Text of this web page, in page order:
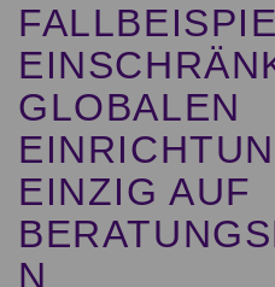
GLOBALEN
EINZIG AUF
N